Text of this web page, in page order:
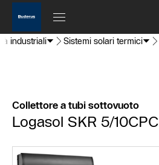
industriali Sistemi solari termici
Collettore a tubi sottovuoto
Logasol SKR 5/10CPC